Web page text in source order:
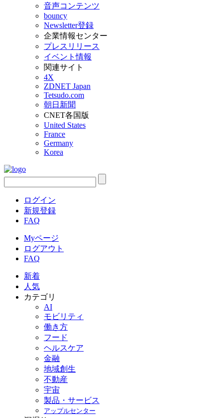
音声コンテンツ
bouncy
Newsletter登録
企業情報センター
プレスリリース
イベント情報
関連サイト
4X
ZDNET Japan
Tetsudo.com
朝日新聞
CNET各国版
United States
France
Germany
Korea
ログイン
新規登録
FAQ
Myページ
ログアウト
FAQ
新着
人気
カテゴリ
AI
モビリティ
働き方
フード
ヘルスケア
金融
地域創生
不動産
宇宙
製品・サービス
アップルセンター